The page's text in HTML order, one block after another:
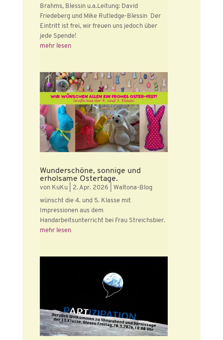
Brahms, Blessin u.a.Leitung: David
Friedeberg und Mike Rutledge-Blessin Der
Eintritt ist frei, wir freuen uns jedoch über
jede Spende!
mehr lesen
Wunderschöne, sonnige und
erholsame Ostertage.
von KuKu| 2. Apr. 2026
Waltona-Blog
wünscht die 4. und 5. Klasse mit
Impressionen aus dem
Handarbeitsunterricht bei Frau Streichsbier.
mehr lesen